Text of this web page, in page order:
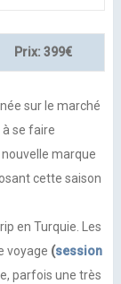
Prix: 399€
sur le marché
se faire
marque
cette saison
en Turquie. Les
voyage (session
parfois une très